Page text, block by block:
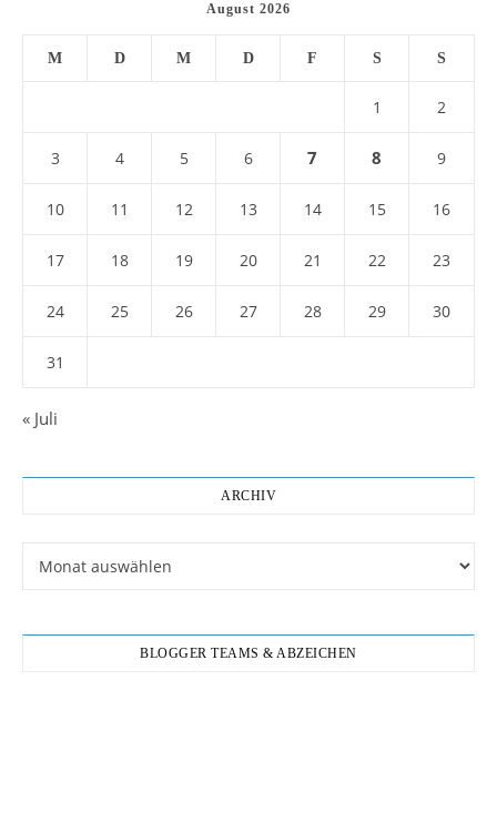
August 2026
M D M D F S S
1 2
3 4 5 6 7 8 9
10 11 12 13 14 15 16
17 18 19 20 21 22 23
24 25 26 27 28 29 30
31
« Juli
ARCHIV
BLOGGER TEAMS & ABZEICHEN